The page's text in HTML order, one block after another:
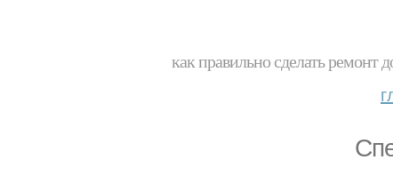
как правильно сделать ремонт